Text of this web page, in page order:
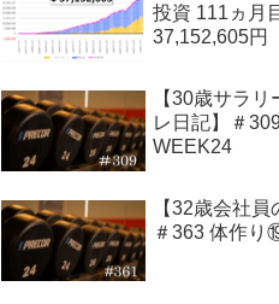
投資 111ヵ月
37,152,605円
【30歳サラリ
レ日記】＃
WEEK24
【32歳会社員
＃363 体作り